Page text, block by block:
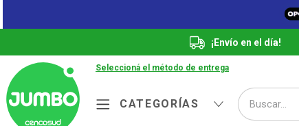
¡Envío en el día!
Seleccioná el método de entrega
CATEGORÍAS
Buscar...